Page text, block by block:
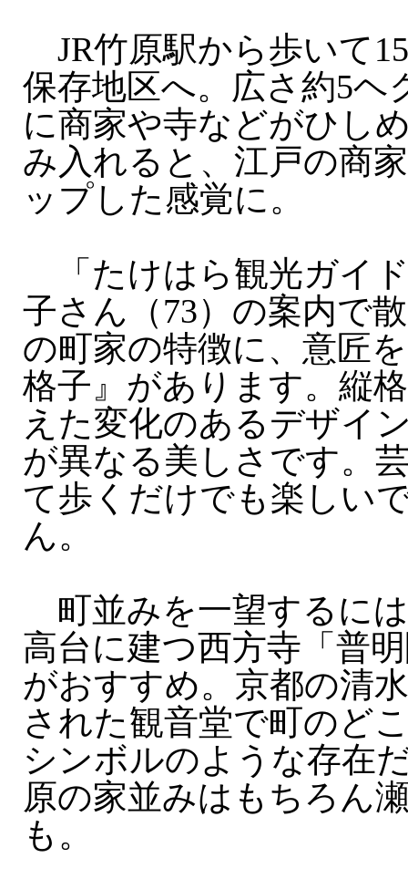
JR竹原駅から歩いて
保存地区へ。広さ約5ヘ
に商家や寺などがひし
み入れると、江戸の商
ップした感覚に。
「たけはら観光ガイ
子さん（73）の案内で
の町家の特徴に、意匠
格子』があります。縦
えた変化のあるデザイ
が異なる美しさです。
て歩くだけでも楽しい
ん。
町並みを一望するに
高台に建つ西方寺「普
がおすすめ。京都の清
された観音堂で町のど
シンボルのような存在
原の家並みはもちろん
も。